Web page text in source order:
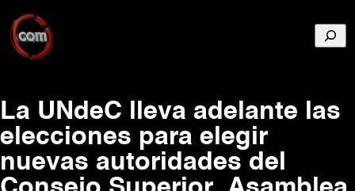
La UNdeC lleva adelante las
elecciones para elegir
nuevas autoridades del